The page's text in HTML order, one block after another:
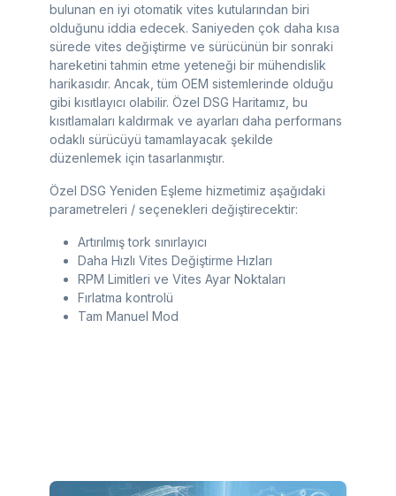
bulunan en iyi otomatik vites kutularından biri
olduğunu iddia edecek. Saniyeden çok daha kısa
sürede vites değiştirme ve sürücünün bir sonraki
hareketini tahmin etme yeteneği bir mühendislik
harikasıdır. Ancak, tüm OEM sistemlerinde olduğu
gibi kısıtlayıcı olabilir. Özel DSG Haritamız, bu
kısıtlamaları kaldırmak ve ayarları daha performans
odaklı sürücüyü tamamlayacak şekilde
düzenlemek için tasarlanmıştır.
Özel DSG Yeniden Eşleme hizmetimiz aşağıdaki
parametreleri / seçenekleri değiştirecektir:
Artırılmış tork sınırlayıcı
Daha Hızlı Vites Değiştirme Hızları
RPM Limitleri ve Vites Ayar Noktaları
Fırlatma kontrolü
Tam Manuel Mod